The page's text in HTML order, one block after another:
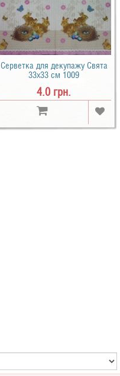
Серветка для декупажу Свята
33х33 см 1009
4.0 грн.